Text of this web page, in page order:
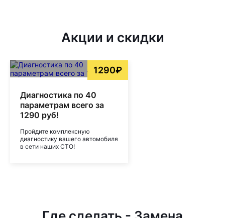
Акции и скидки
1290₽
Диагностика по 40
параметрам всего за
1290 руб!
Пройдите комплексную
диагностику вашего автомобиля
в сети наших СТО!